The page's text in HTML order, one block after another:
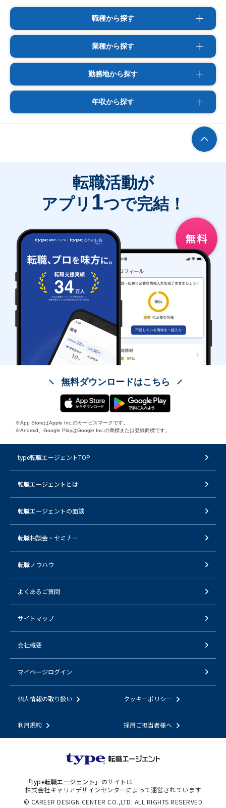
職種から探す
業種から探す
勤務地から探す
年収から探す
転職活動が
アプリ 1つで完結！
無料ダウンロードはこちら
※App StoreはApple Inc.のサービスマークです。
※Android、Google PlayはGoogle Inc.の商標または登録商標です。
type転職エージェントTOP
転職エージェントとは
転職エージェントの面談
転職相談会・セミナー
転職ノウハウ
よくあるご質問
サイトマップ
会社概要
マイページログイン
個人情報の取り扱い クッキーポリシー
利用規約 採用ご担当者様へ
「type転職エージェント 」のサイトは
株式会社キャリアデザインセンターによって運営されています
© CAREER DESIGN CENTER CO.,LTD. ALL RIGHTS RESERVED